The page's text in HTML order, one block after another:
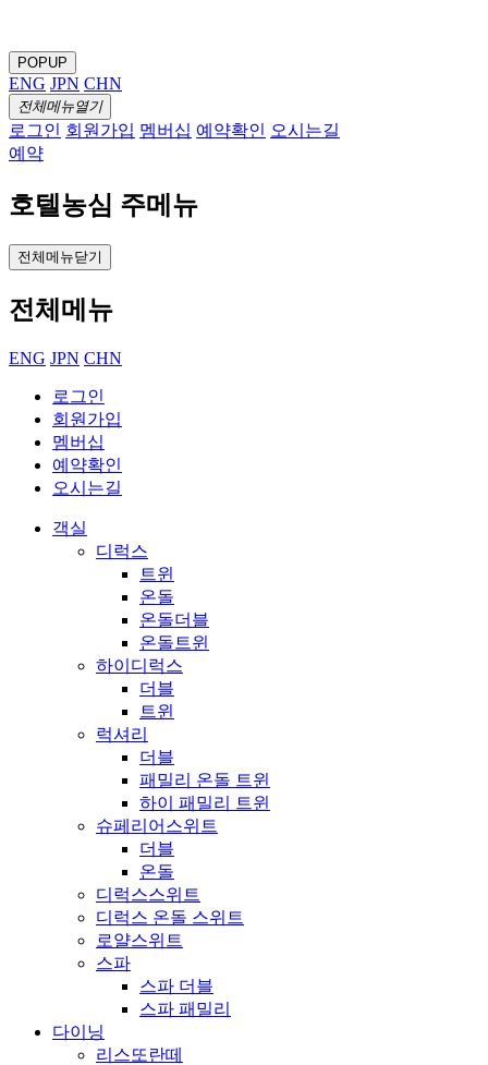
POPUP
ENG JPN CHN
전체메뉴열기
로그인 회원가입 멤버십 예약확인 오시는길
예약
호텔농심 주메뉴
전체메뉴닫기
전체메뉴
ENG JPN CHN
로그인
회원가입
멤버십
예약확인
오시는길
객실
디럭스
트윈
온돌
온돌더블
온돌트윈
하이디럭스
더블
트윈
럭셔리
더블
패밀리 온돌 트윈
하이 패밀리 트윈
슈페리어스위트
더블
온돌
디럭스스위트
디럭스 온돌 스위트
로얄스위트
스파
스파 더블
스파 패밀리
다이닝
리스또란떼